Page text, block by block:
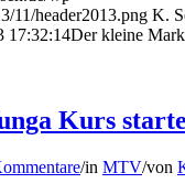
11/header2013.png K.
17:32:14Der kleine
Kurs
/in MTV/von